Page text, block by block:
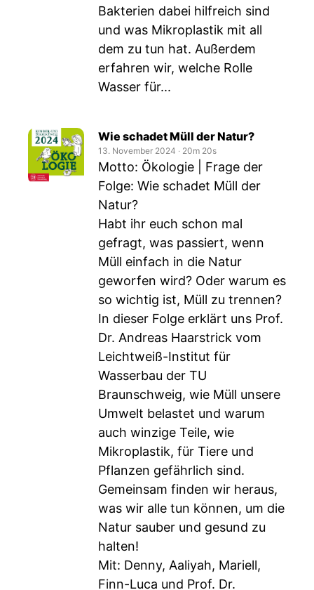
Bakterien dabei hilfreich sind
und was Mikroplastik mit all
dem zu tun hat. Außerdem
erfahren wir, welche Rolle
Wasser für...
Wie schadet Müll der Natur?
13. November 2024 ‧ 20m 20s
Motto: Ökologie | Frage der
Folge: Wie schadet Müll der
Natur?
Habt ihr euch schon mal
gefragt, was passiert, wenn
Müll einfach in die Natur
geworfen wird? Oder warum es
so wichtig ist, Müll zu trennen?
In dieser Folge erklärt uns Prof.
Dr. Andreas Haarstrick vom
Leichtweiß-Institut für
Wasserbau der TU
Braunschweig, wie Müll unsere
Umwelt belastet und warum
auch winzige Teile, wie
Mikroplastik, für Tiere und
Pflanzen gefährlich sind.
Gemeinsam finden wir heraus,
was wir alle tun können, um die
Natur sauber und gesund zu
halten!
Mit: Denny, Aaliyah, Mariell,
Finn-Luca und Prof. Dr.